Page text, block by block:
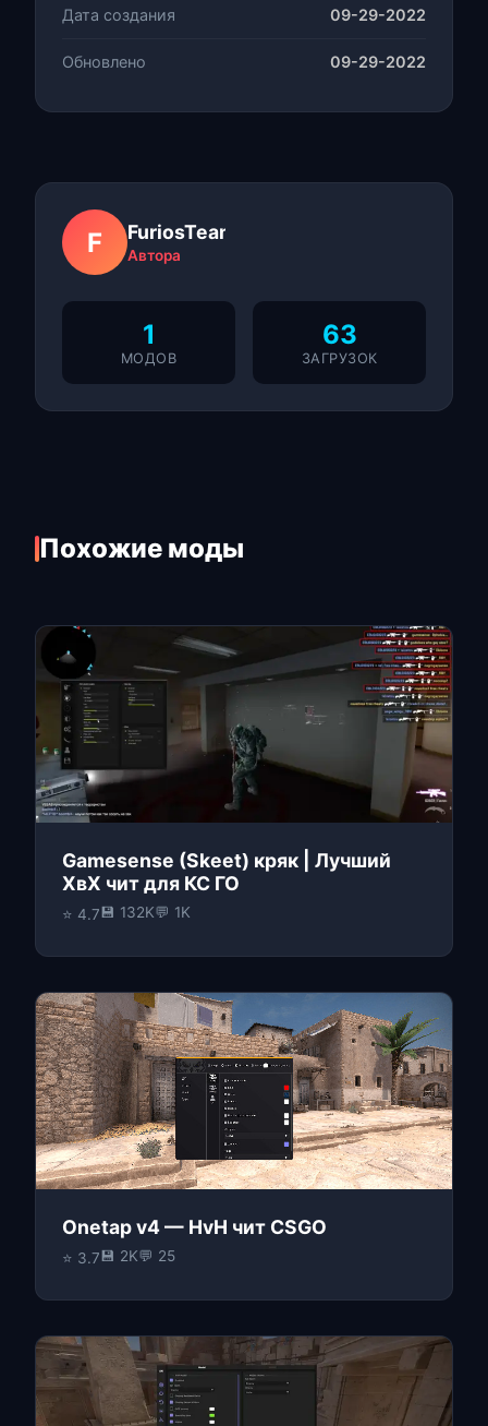
Дата создания 09-29-2022
Обновлено 09-29-2022
F FuriosTeam
Автора
1
МОДОВ
63
ЗАГРУЗОК
Похожие моды
Gamesense (Skeet) кряк | Лучший
ХвХ чит для КС ГО
⭐ 4.7💾 132K💬 1K
Onetap v4 — HvH чит CSGO
⭐ 3.7💾 2K💬 25